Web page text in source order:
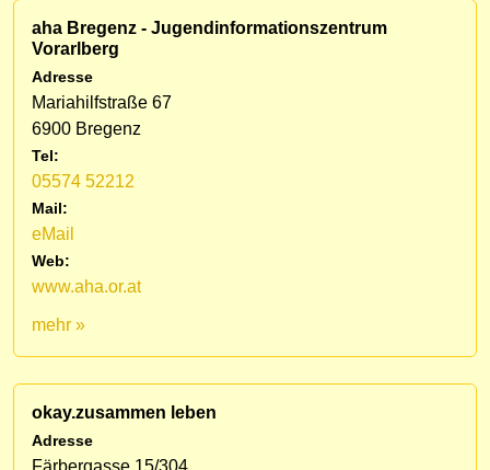
aha Bregenz - Jugendinformationszentrum
Vorarlberg
Adresse
Mariahilfstraße 67
6900 Bregenz
Tel:
05574 52212
Mail:
eMail
Web:
www.aha.or.at
mehr »
okay.zusammen leben
Adresse
Färbergasse 15/304